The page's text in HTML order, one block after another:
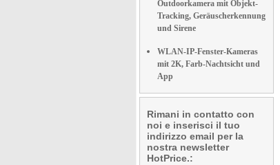
Outdoorkamera mit Objekt-
Tracking, Geräuscherkennung
und Sirene
WLAN-IP-Fenster-Kameras
mit 2K, Farb-Nachtsicht und
App
Rimani in contatto con
noi e inserisci il tuo
indirizzo email per la
nostra newsletter
HotPrice.: